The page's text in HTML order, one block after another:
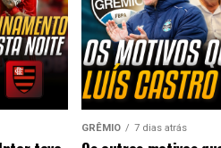
GRÊMIO 7 dias atrás